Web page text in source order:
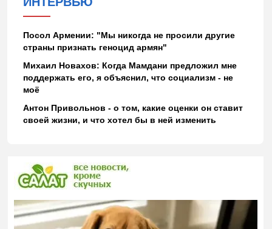
Посол Армении: "Мы никогда не просили другие
страны признать геноцид армян"
Михаил Новахов: Когда Мамдани предложил мне
поддержать его, я объяснил, что социализм - не
моё
Антон Привольнов - о том, какие оценки он ставит
своей жизни, и что хотел бы в ней изменить